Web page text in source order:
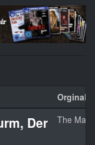
Der The Man